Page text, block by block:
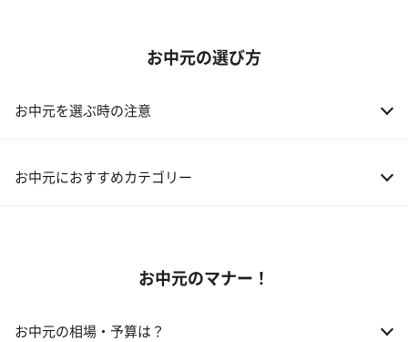
お中元の選び方
お中元を選ぶ時の注意
お中元におすすめカテゴリー
03 ギフトカタログ
お中元のマナー！
お中元の相場・予算は？